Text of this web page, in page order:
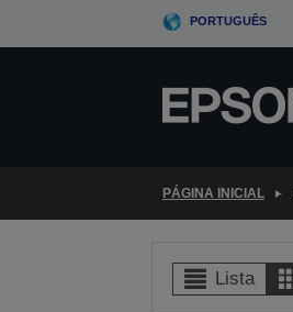
PORTUGUÊS
PÁGINA INICIAL
Lista